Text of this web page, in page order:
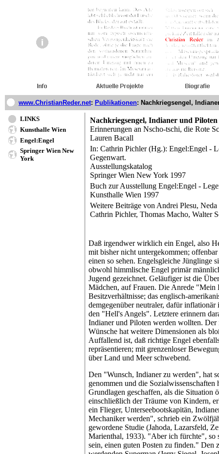
www.ChristianReder.net: Publikationen: Nachkriegsengel,
LINKS
Kunsthalle Wien
Engel:Engel
Springer Wien New
York
Nachkriegsengel, Indianer und Piloten
Erinnerungen an Nscho-tschi, die Rote
Lauren Bacall
In: Cathrin Pichler (Hg.): Engel:Engel -
Gegenwart.
Ausstellungskatalog
Springer Wien New York 1997
Buch zur Ausstellung Engel:Engel -
Kunsthalle Wien 1997
Weitere Beiträge von Andrei Plesu,
Cathrin Pichler, Thomas Macho, Walter
Daß irgendwer wirklich ein Engel, also
mit bisher nicht untergekommen;
einen so sehen. Engelsgleiche Jünglinge
obwohl himmlische Engel primär
Jugend gezeichnet. Geläufiger ist die
Mädchen, auf Frauen. Die Anrede "Mein
Besitzverhältnisse; das englisch-
demgegenüber neutraler, dafür
den "Hell's Angels". Letztere erinnern
Indianer und Piloten werden wollten. Der
Wünsche hat weitere Dimensionen als
Auffallend ist, daß richtige Engel
repräsentieren; mit grenzenloser
über Land und Meer schwebend.
Den "Wunsch, Indianer zu werden", hat
genommen und die Sozialwissenschaften
Grundlagen geschaffen, als die Situation
einschließlich der Träume von Kindern,
ein Flieger, Unterseebootskapitän,
Mechaniker werden", schrieb ein
gewordene Studie (Jahoda, Lazarsfeld,
Marienthal, 1933). "Aber ich fürchte", so
sein, einen guten Posten zu finden." Den